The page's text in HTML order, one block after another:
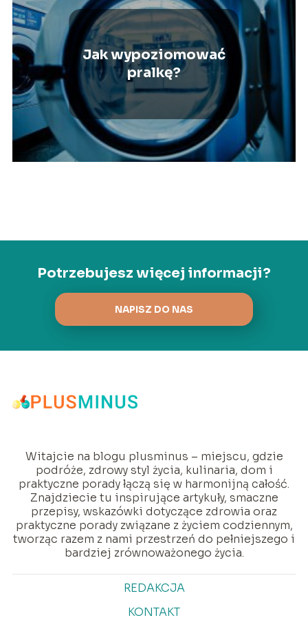
Jak wypoziomować
pralkę?
Potrzebujesz więcej informacji?
NAPISZ DO NAS
Witajcie na blogu plusminus – miejscu, gdzie
podróże, zdrowy styl życia, kulinaria, dom i
praktyczne porady łączą się w harmonijną całość.
Znajdziecie tu inspirujące artykuły, smaczne
przepisy, wskazówki dotyczące zdrowia oraz
praktyczne porady związane z życiem codziennym,
tworząc razem z nami przestrzeń do pełniejszego i
bardziej zrównoważonego życia.
REDAKCJA
KONTAKT